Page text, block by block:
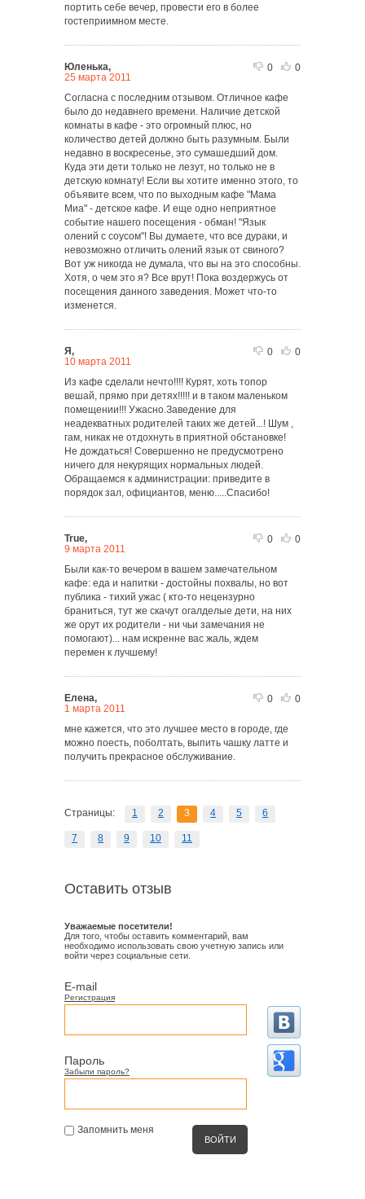
портить себе вечер, провести его в более
гостеприимном месте.
0 0
Юленька,
25 марта 2011
Согласна с последним отзывом. Отличное кафе
было до недавнего времени. Наличие детской
комнаты в кафе - это огромный плюс, но
количество детей должно быть разумным. Были
недавно в воскресенье, это сумашедший дом.
Куда эти дети только не лезут, но только не в
детскую комнату! Если вы хотите именно этого, то
объявите всем, что по выходным кафе "Мама
Миа" - детское кафе. И еще одно неприятное
событие нашего посещения - обман! "Язык
олений с соусом"! Вы думаете, что все дураки, и
невозможно отличить олений язык от свиного?
Вот уж никогда не думала, что вы на это способны.
Хотя, о чем это я? Все врут! Пока воздержусь от
посещения данного заведения. Может что-то
изменется.
0 0
Я,
10 марта 2011
Из кафе сделали нечто!!!! Курят, хоть топор
вешай, прямо при детях!!!!! и в таком маленьком
помещении!!! Ужасно.Заведение для
неадекватных родителей таких же детей...! Шум ,
гам, никак не отдохнуть в приятной обстановке!
Не дождаться! Совершенно не предусмотрено
ничего для некурящих нормальных людей.
Обращаемся к администрации: приведите в
порядок зал, официантов, меню.....Спасибо!
0 0
True,
9 марта 2011
Были как-то вечером в вашем замечательном
кафе: еда и напитки - достойны похвалы, но вот
публика - тихий ужас ( кто-то нецензурно
браниться, тут же скачут огалделые дети, на них
же орут их родители - ни чьи замечания не
помогают)... нам искренне вас жаль, ждем
перемен к лучшему!
0 0
Елена,
1 марта 2011
мне кажется, что это лучшее место в городе, где
можно поесть, поболтать, выпить чашку латте и
получить прекрасное обслуживание.
Страницы: 1 2 3 4 5 6
7 8 9 10 11
Оставить отзыв
Уважаемые посетители!
Для того, чтобы оставить комментарий, вам
необходимо использовать свою учетную запись или
войти через социальные сети.
E-mail
Регистрация
Пароль
Забыли пароль?
Запомнить меня